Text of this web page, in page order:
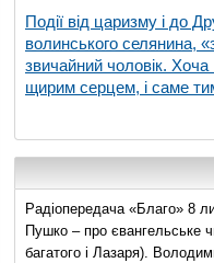
Події від царизму і до
волинського селянина,
звичайний чоловік. Хоча
щирим серцем, і саме
Радіопередача «Благо» 8
Пушко – про євангельське
багатого і Лазаря).